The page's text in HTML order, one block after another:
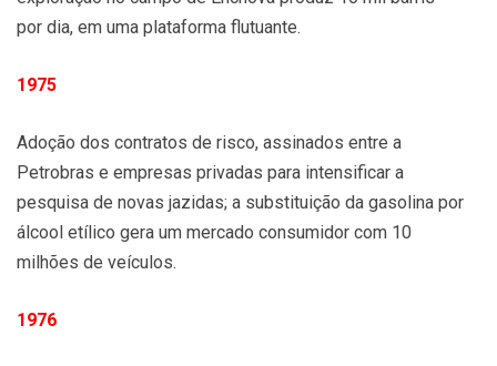
por dia, em uma plataforma flutuante.
1975
Adoção dos contratos de risco, assinados entre a
Petrobras e empresas privadas para intensificar a
pesquisa de novas jazidas; a substituição da gasolina por
álcool etílico gera um mercado consumidor com 10
milhões de veículos.
1976